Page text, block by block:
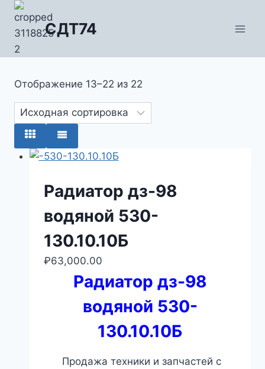
Перейти
содержимому
СДТ74
Отображение 13–22 из 22
Радиатор дз-98
водяной 530-
130.10.10Б
₽63,000.00
Радиатор дз-98
водяной 530-
130.10.10Б
Продажа техники и запчастей с